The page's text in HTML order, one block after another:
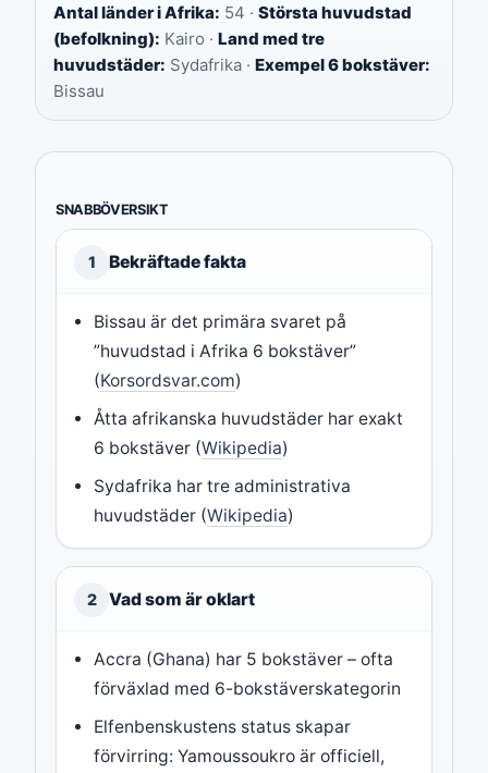
Antal länder i Afrika: 54 · Största huvudstad
(befolkning): Kairo · Land med tre
huvudstäder: Sydafrika · Exempel 6 bokstäver:
Bissau
SNABBÖVERSIKT
1 Bekräftade fakta
Bissau är det primära svaret på
”huvudstad i Afrika 6 bokstäver”
(Korsordsvar.com)
Åtta afrikanska huvudstäder har exakt
6 bokstäver (Wikipedia)
Sydafrika har tre administrativa
huvudstäder (Wikipedia)
2 Vad som är oklart
Accra (Ghana) har 5 bokstäver – ofta
förväxlad med 6-bokstäverskategorin
Elfenbenskustens status skapar
förvirring: Yamoussoukro är officiell,